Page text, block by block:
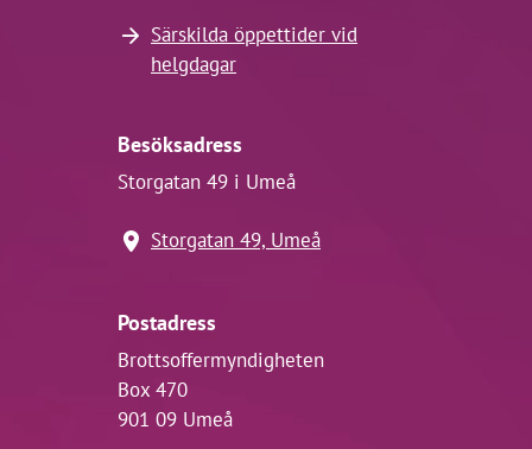
Särskilda öppettider vid
helgdagar
Besöksadress
Storgatan 49 i Umeå
Storgatan 49, Umeå
Postadress
Brottsoffermyndigheten
Box 470
901 09 Umeå